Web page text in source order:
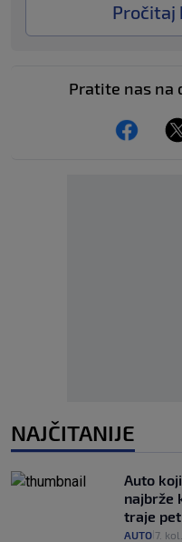
Pročitaj
Pratite nas na
NAJČITANIJE
Auto
najbrže
traje
AUTO 7. kol.